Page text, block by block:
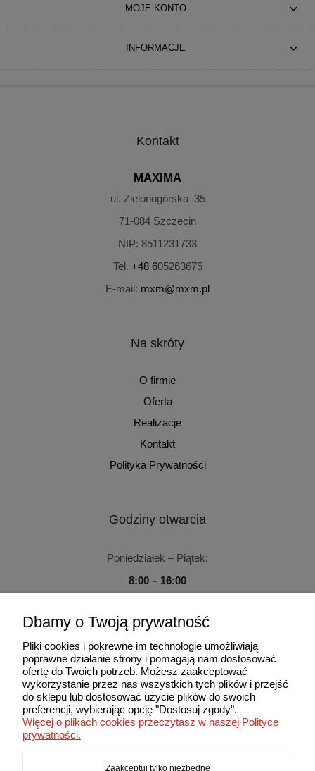
MOJE KONTO
INFORMACJE
Kontakt
MAXIMA
ul. Zielonogórska 35
71-084 Szczecin
NIP: 8511231733
Tel. +48 605263675
E-mail: mxm@mxm.pl
Na skróty
O firmie
Oferta
Realizacje
Kontakt
Polityka Prywatności
Godziny otwarcia
Poniedziałek – Piątek:
8:00 – 16:00
Zamknięte
Użytkowanie sklepu oznacza zgodę na wykorzystywanie plików
cookies. Szczegółowe informacje w Polityce prywatności.
© 2013-2026 MAXIMA. Wszelkie prawa zastrzeżone.
Dbamy o Twoją prywatność
Pliki cookies i pokrewne im technologie umożliwiają
poprawne działanie strony i pomagają nam dostosować
ofertę do Twoich potrzeb. Możesz zaakceptować
wykorzystanie przez nas wszystkich tych plików i przejść
do sklepu lub dostosować użycie plików do swoich
preferencji, wybierając opcję "Dostosuj zgody".
Więcej o plikach cookies przeczytasz w naszej Polityce
prywatności.
Zaakceptuj tylko niezbędne